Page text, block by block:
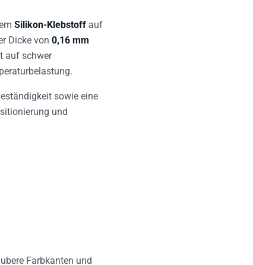
Silikon-Klebstoff auf
Dicke von 0,16 mm
auf schwer
sowie eine
und
Farbkanten und